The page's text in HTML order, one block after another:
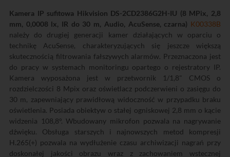
Kamera IP sufitowa Hikvision DS-2CD2386G2H-IU (8 MPix, 2,8
mm, 0,0008 lx, IR do 30 m, Audio, AcuSense, czarna) K00338B
należy do drugiej generacji kamer działających w oparciu o
technikę AcuSense, charakteryzujących się jeszcze większą
skutecznością filtrowania fałszywych alarmów. Przeznaczona jest
do pracy w systemach monitoringu opartego o rejestratory IP.
Kamera wyposażona jest w przetwornik 1/1,8" CMOS o
rozdzielczości 8 Mpix oraz oświetlacz podczerwieni o zasięgu do
30 m, zapewniający prawidłową widoczność w przypadku braku
oświetlenia. Posiada obiektyw o stałej ogniskowej 2,8 mm o kącie
widzenia 108,8°. Wbudowany mikrofon pozwala na nagrywanie
dźwięku. Obsługa starszych i najnowszych metod kompresji
H.265(+) pozwala na wydłużenie czasu archiwizacji nagrań przy
doskonałej jakości obrazu wraz z zachowaniem wstecznej